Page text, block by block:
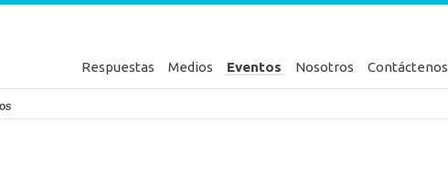
Respuestas Medios Eventos Nosotros Contáctenos
Génesis